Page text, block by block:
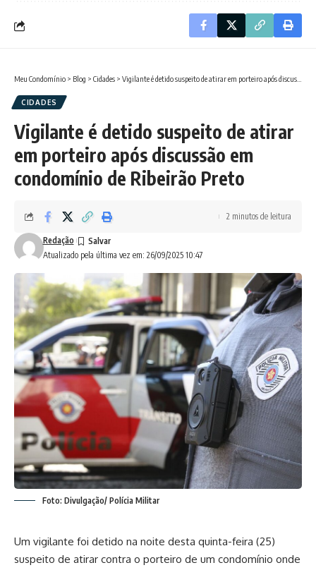
Meu Condomínio > Blog > Cidades > Vigilante é detido suspeito de atirar em porteiro após discussão em condomínio de Ribeirão Preto
CIDADES
Vigilante é detido suspeito de atirar
em porteiro após discussão em
condomínio de Ribeirão Preto
Atualizado pela última vez em: 26/09/2025 10:47
Redação
2 minutos de leitura
Foto: Divulgação/ Polícia Militar
Um vigilante foi detido na noite desta quinta-feira (25)
suspeito de atirar contra o porteiro de um condomínio onde